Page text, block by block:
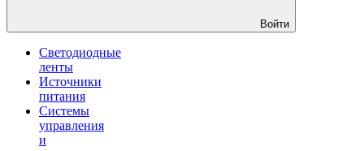
Войти
Светодиодные
ленты
Источники
питания
Системы
управления
и